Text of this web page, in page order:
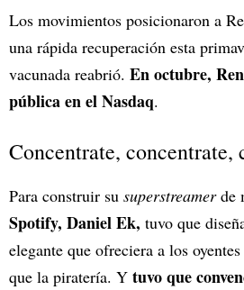
Los movimientos posicionaron a
una rápida recuperación esta
vacunada reabrió. En octubre,
pública en el Nasdaq.
Concentrate, concentrate,
Para construir su superstreamerde
Spotify, Daniel Ek, tuvo que
elegante que ofreciera a los
que la piratería. Y tuvo que